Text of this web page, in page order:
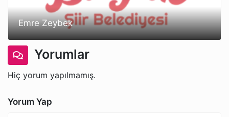
Emre Zeybek
Yorumlar
Hiç yorum yapılmamış.
Yorum Yap